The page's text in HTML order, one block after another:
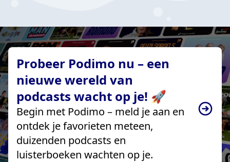
Probeer Podimo nu – een
nieuwe wereld van
podcasts wacht op je! 🚀
Begin met Podimo – meld je aan en
ontdek je favorieten meteen,
duizenden podcasts en
luisterboeken wachten op je.